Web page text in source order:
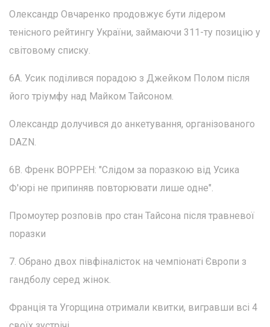
Олександр Овчаренко продовжує бути лідером
тенісного рейтингу України, займаючи 311-ту позицію у
світовому списку.
6А. Усик поділився порадою з Джейком Полом після
його тріумфу над Майком Тайсоном.
Олександр долучився до анкетування, організованого
DAZN.
6В. Френк ВОРРЕН: "Слідом за поразкою від Усика
Ф'юрі не припиняв повторювати лише одне".
Промоутер розповів про стан Тайсона після травневої
поразки
7. Обрано двох півфіналісток на чемпіонаті Європи з
гандболу серед жінок.
Франція та Угорщина отримали квитки, вигравши всі 4